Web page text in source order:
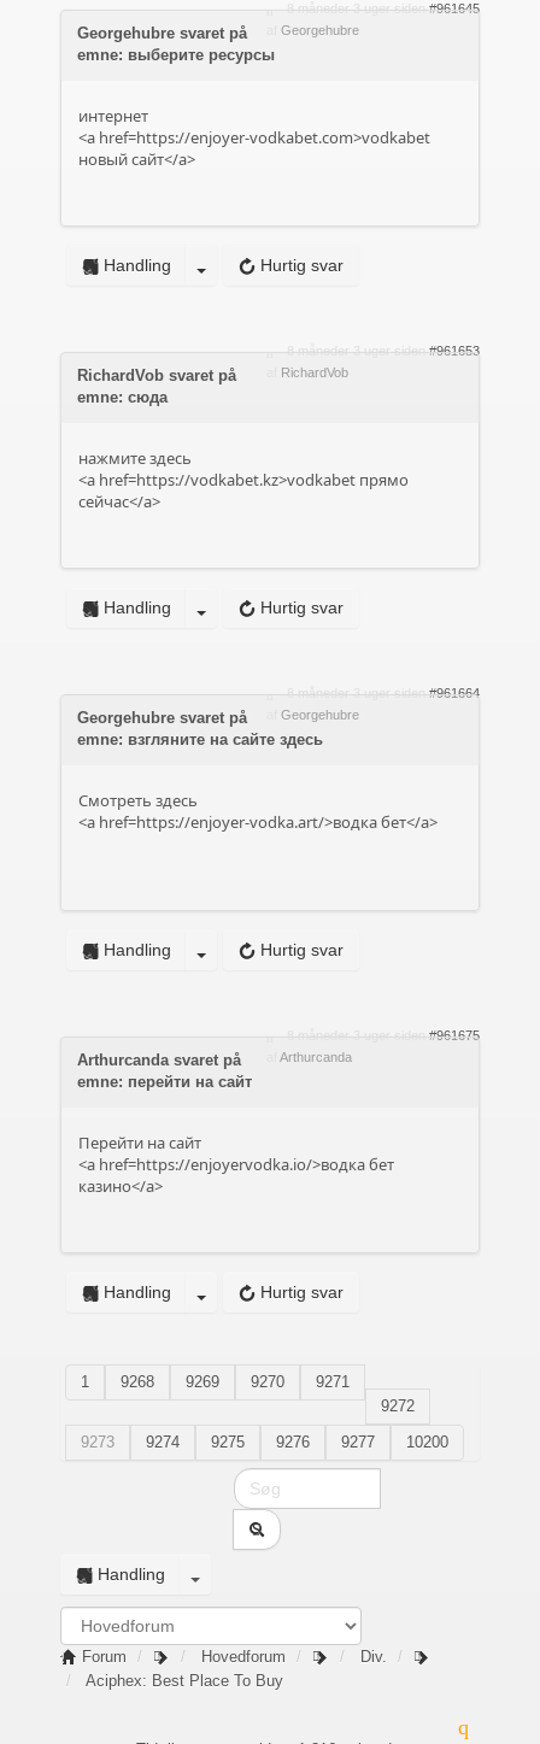
8 måneder 3 uger siden #961645
Georgehubre
Georgehubre svaret på
emne: выберите ресурсы
интернет
<a href=https://enjoyer-vodkabet.com>vodkabet
новый сайт</a>
Hurtig svar
Handling
8 måneder 3 uger siden #961653
RichardVob
RichardVob svaret på
emne: сюда
нажмите здесь
<a href=https://vodkabet.kz>vodkabet прямо
сейчас</a>
Hurtig svar
Handling
8 måneder 3 uger siden #961664
Georgehubre
Georgehubre svaret på
emne: взгляните на сайте здесь
Смотреть здесь
<a href=https://enjoyer-vodka.art/>водка бет</a>
Hurtig svar
Handling
8 måneder 3 uger siden
#961675
Arthurcanda
Arthurcanda svaret på
emne: перейти на сайт
Перейти на сайт
<a href=https://enjoyervodka.io/>водка бет
казино</a>
Hurtig svar
Handling
1 9268 9269 9270
9271
9272
9273
9274 9275 9276 9277 10200
Handling
Forum Hovedforum
Div.
Aciphex: Best Place To Buy